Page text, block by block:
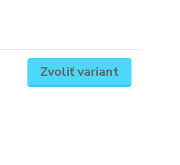
Zvoliť variant